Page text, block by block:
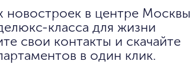
новостроек в центре Москвы
класса для жизни
свои контакты и скачайте
в один клик.